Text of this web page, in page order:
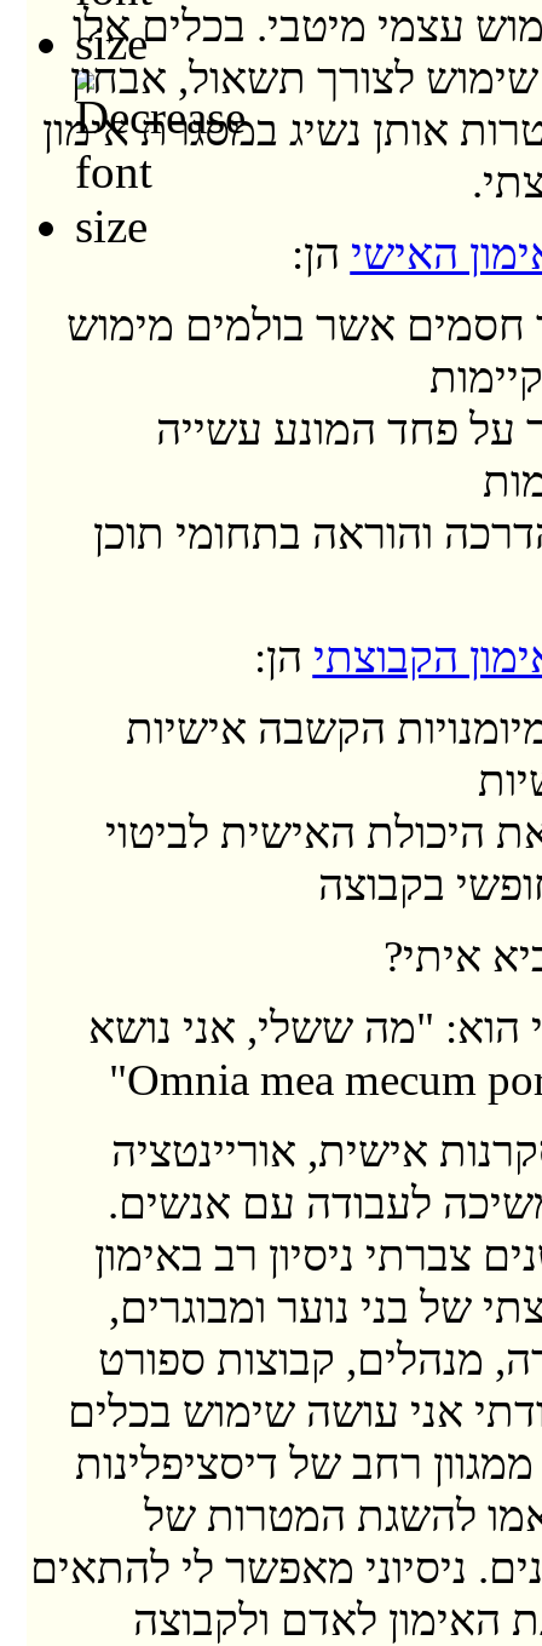
עצמי מיטבי. בכלים אלו
לצורך תשאול, אבחון
אותן נשיג במסגרת אימון
האישי הן:
אשר בולמים מימוש
על פחד המונע עשייה
והוראה בתחומי תוכן
הקבוצתי הן:
הקשבה אישיות
היכולת האישית לביטוי
בקבוצה
איתי?
הוא: "מה ששלי, אני נושא
אישית, אוריינטציה
לעבודה עם אנשים.
צברתי ניסיון רב באימון
של בני נוער ומבוגרים,
מנהלים, קבוצות ספורט
אני עושה שימוש בכלים
רחב של דיסציפלינות
להשגת המטרות של
ניסיוני מאפשר לי להתאים
האימון לאדם ולקבוצה